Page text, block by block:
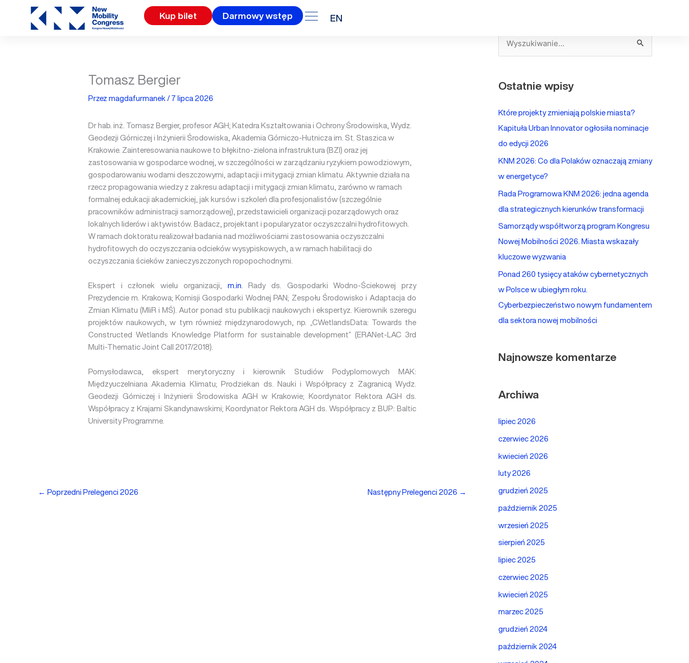
Kup bilet Darmowy wstęp EN
Tomasz Bergier
Przezmagdafurmanek/7 lipca 2026
Dr hab. inż. Tomasz Bergier, profesor AGH; Katedra Kształtowania i Ochrony Środowiska, Wydz.
Geodezji Górniczej i Inżynierii Środowiska, Akademia Górniczo-Hutnicza im. St. Staszica w
Krakowie. Zainteresowania naukowe to błękitno-zielona infrastruktura (BZI) oraz jej
zastosowania w gospodarce wodnej, w szczególności w zarządzaniu ryzykiem powodziowym,
gospodarowaniu wodami deszczowymi, adaptacji i mitygacji zmian klimatu. Aktywnie działa na
rzecz propagowania wiedzy z zakresu adaptacji i mitygacji zmian klimatu, zarówno w ramach
formalnej edukacji akademickiej, jak kursów i szkoleń dla profesjonalistów (szczególnie
pracowników administracji samorządowej), przedstawicieli organizacji pozarządowych oraz
lokalnych liderów i aktywistów. Badacz, projektant i popularyzator oczyszczalni hydrofitowych.
W ramach doktoratu realizował badania nad możliwościami zastosowania oczyszczalni
hydrofitowych do oczyszczania odcieków wysypiskowych, a w ramach habilitacji do
oczyszczania ścieków zanieczyszczonych ropopochodnymi.
Ekspert i członek wielu organizacji, m.in. Rady ds. Gospodarki Wodno-Ściekowej przy
Prezydencie m. Krakowa; Komisji Gospodarki Wodnej PAN; Zespołu Środowisko i Adaptacja do
Zmian Klimatu (MIiR i MŚ). Autor ponad stu publikacji naukowych i ekspertyz. Kierownik szeregu
projektów naukowych, w tym również międzynarodowych, np. „CWetlandsData: Towards the
Constructed Wetlands Knowledge Platform for sustainable development” (ERANet-LAC 3rd
Multi-Thematic Joint Call 2017/2018).
Pomysłodawca, ekspert merytoryczny i kierownik Studiów Podyplomowych MAK:
Międzyuczelniana Akademia Klimatu; Prodziekan ds. Nauki i Współpracy z Zagranicą Wydz.
Geodezji Górniczej i Inżynierii Środowiska AGH w Krakowie; Koordynator Rektora AGH ds.
Współpracy z Krajami Skandynawskimi; Koordynator Rektora AGH ds. Współpracy z BUP: Baltic
University Programme.
← Poprzedni Prelegenci 2026 Następny Prelegenci 2026 →
z
k
Ostatnie wpisy
Które projekty zmieniają polskie miasta?
Kapituła Urban Innovator ogłosiła nominacje
do edycji 2026
KNM 2026: Co dla Polaków oznaczają zmiany
w energetyce?
Rada Programowa KNM 2026: jedna agenda
dla strategicznych kierunków transformacji
Samorządy współtworzą program Kongresu
Nowej Mobilności 2026. Miasta wskazały
kluczowe wyzwania
Ponad 260 tysięcy ataków cybernetycznych
w Polsce w ubiegłym roku.
Cyberbezpieczeństwo nowym fundamentem
dla sektora nowej mobilności
Najnowsze komentarze
Archiwa
lipiec 2026
czerwiec 2026
kwiecień 2026
luty 2026
grudzień 2025
październik 2025
wrzesień 2025
sierpień 2025
lipiec 2025
czerwiec 2025
kwiecień 2025
marzec 2025
grudzień 2024
październik 2024